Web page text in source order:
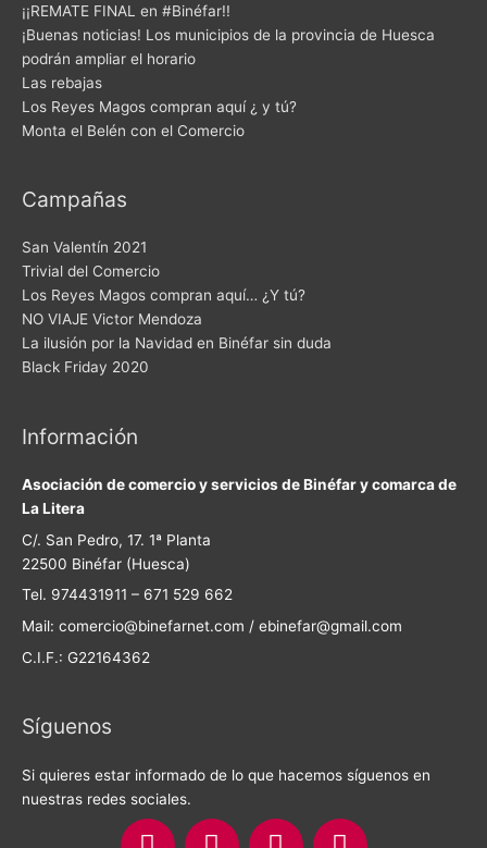
¡¡REMATE FINAL en #Binéfar!!
¡Buenas noticias! Los municipios de la provincia de Huesca
podrán ampliar el horario
Las rebajas
Los Reyes Magos compran aquí ¿ y tú?
Monta el Belén con el Comercio
Campañas
San Valentín 2021
Trivial del Comercio
Los Reyes Magos compran aquí… ¿Y tú?
NO VIAJE Victor Mendoza
La ilusión por la Navidad en Binéfar sin duda
Black Friday 2020
Información
Asociación de comercio y servicios de Binéfar y comarca de
La Litera
C/. San Pedro, 17. 1ª Planta
22500 Binéfar (Huesca)
Tel. 974431911 – 671 529 662
Mail: comercio@binefarnet.com / ebinefar@gmail.com
C.I.F.: G22164362
Síguenos
Si quieres estar informado de lo que hacemos síguenos en
nuestras redes sociales.